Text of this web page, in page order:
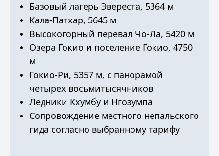
Базовый лагерь Эвереста, 5364 м
Кала-Патхар, 5645 м
Высокогорный перевал Чо-Ла, 5420 м
Озера Гокио и поселение Гокио, 4750
м
Гокио-Ри, 5357 м, с панорамой
четырех восьмитысячников
Ледники Кхумбу и Нгозумпа
Сопровождение местного непальского
гида согласно выбранному тарифу